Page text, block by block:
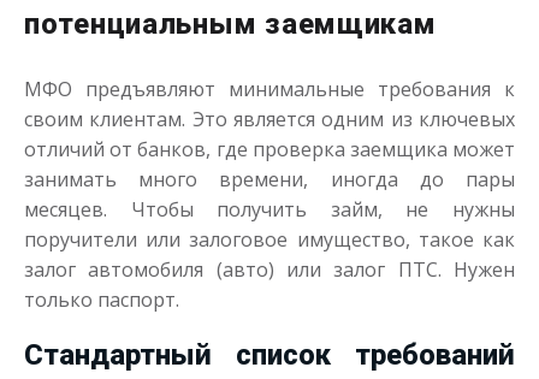
Деньги до зарплаты
до50 000 ₽
Срок
Получить
потенциальным заемщикам
МФО предъявляют минимальные требования к
своим клиентам. Это является одним из ключевых
отличий от банков, где проверка заемщика может
занимать много времени, иногда до пары
месяцев. Чтобы получить займ, не нужны
поручители или залоговое имущество, такое как
залог автомобиля (авто) или залог ПТС. Нужен
только паспорт.
Стандартный список требований